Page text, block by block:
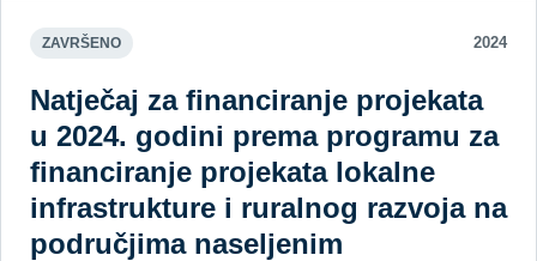
ZAVRŠENO 2024
Natječaj za financiranje projekata
u 2024. godini prema programu za
financiranje projekata lokalne
infrastrukture i ruralnog razvoja na
područjima naseljenim